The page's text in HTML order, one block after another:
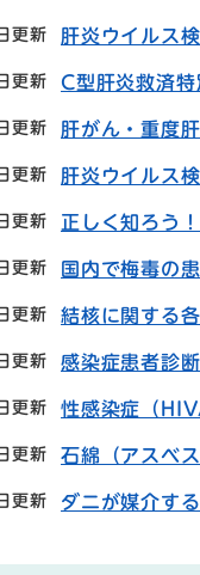
更新 肝炎ウイルス
更新 C型肝炎救済
更新 肝がん・重度
更新 肝炎ウイルス
更新 正しく知ろう
更新 国内で梅毒の
更新 結核に関する
更新 感染症患者診
更新 性感染症（
更新 石綿（アスベ
更新 ダニが媒介す